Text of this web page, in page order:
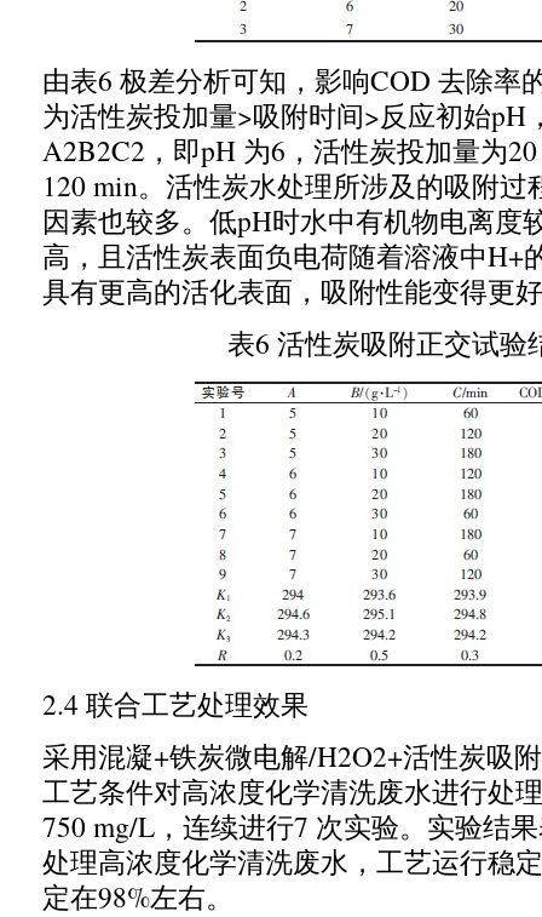
由表6 极差分析可知，影响COD 去除率
为活性炭投加量>吸附时间>反应初始pH
A2B2C2 ，即pH 为6 ，活性炭投加量为
120 min。活性炭水处理所涉及的吸附过
因素也较多。低pH时水中有机物电离度
高，且活性炭表面负电荷随着溶液中H+
具有更高的活化表面，吸附性能变得更
表6 活性炭吸附正交试验
2.4 联合工艺处理效果
采用混凝+铁炭微电解/H2O2+活性炭吸
工艺条件对高浓度化学清洗废水进行处
750 mg/L ，连续进行7 次实验。实验结
处理高浓度化学清洗废水，工艺运行稳
定在98%左右。